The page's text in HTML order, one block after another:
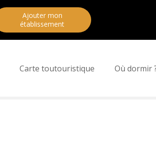
Ajouter mon
établissement
Carte toutouristique Où dormir